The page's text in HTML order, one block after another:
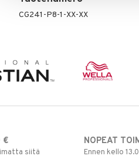
CG241-P8-1-XX-XX
€
siitä
NOPEAT
Ennen kello